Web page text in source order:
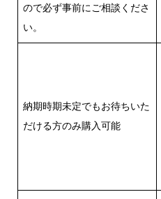
ので必ず事前にご相談くださ
い。
納期時期未定でもお待ちいた
だける方のみ購入可能